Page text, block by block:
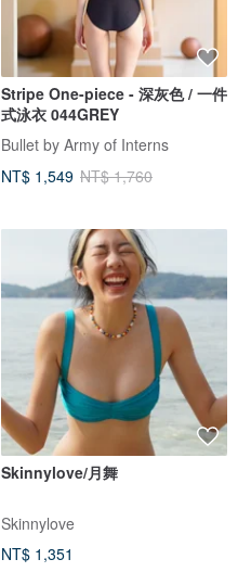
Stripe One-piece - 深灰色 / 一件
式泳衣 044GREY
Bullet by Army of Interns
NT$ 1,549 NT$ 1,760
Skinnylove/月舞
Skinnylove
NT$ 1,351